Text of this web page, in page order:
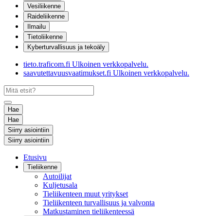
Vesiliikenne
Raideliikenne
Ilmailu
Tietoliikenne
Kyberturvallisuus ja tekoäly
tieto.traficom.fi Ulkoinen verkkopalvelu.
saavutettavuusvaatimukset.fi Ulkoinen verkkopalvelu.
Hae
Hae
Siirry asiointiin
Siirry asiointiin
Etusivu
Tieliikenne
Autoilijat
Kuljetusala
Tieliikenteen muut yritykset
Tieliikenteen turvallisuus ja valvonta
Matkustaminen tieliikenteessä